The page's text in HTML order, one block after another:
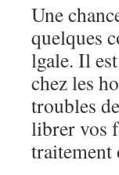
Une
quelques
lgale. Il
chez les
troubles
librer vos
traitement